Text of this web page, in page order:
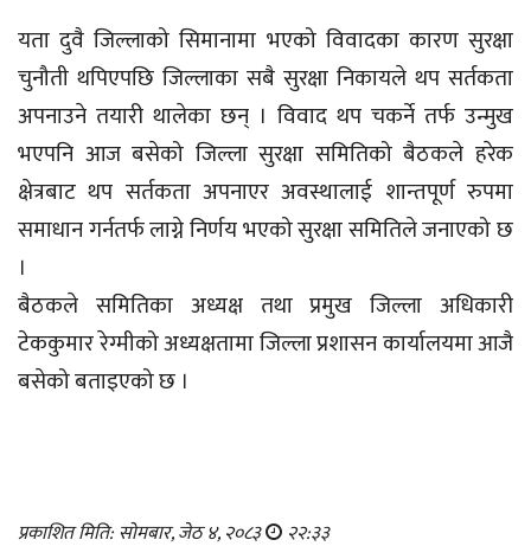
यता दुवै जिल्लाको सिमानामा भएको विवादका कारण सुरक्षा
चुनौती थपिएपछि जिल्लाका सबै सुरक्षा निकायले थप सर्तकता
अपनाउने तयारी थालेका छन् । विवाद थप चकर्ने तर्फ उन्मुख
भएपनि आज बसेको जिल्ला सुरक्षा समितिको बैठकले हरेक
क्षेत्रबाट थप सर्तकता अपनाएर अवस्थालाई शान्तपूर्ण रुपमा
समाधान गर्नतर्फ लाग्ने निर्णय भएको सुरक्षा समितिले जनाएको छ
।
बैठकले समितिका अध्यक्ष तथा प्रमुख जिल्ला अधिकारी
टेककुमार रेग्मीको अध्यक्षतामा जिल्ला प्रशासन कार्यालयमा आजै
बसेको बताइएको छ ।
प्रकाशित मिति: सोमबार, जेठ ४, २०८३ २२:३३